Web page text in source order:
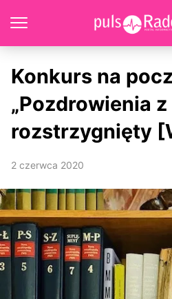
Konkurs na
„Pozdrowienia z
rozstrzygnięty
2 czerwca 2020